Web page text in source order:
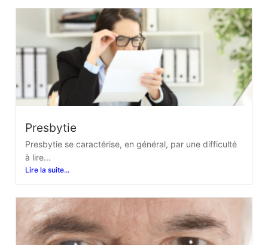
Presbytie
Presbytie se caractérise, en général, par une difficulté
à lire...
Lire la suite...